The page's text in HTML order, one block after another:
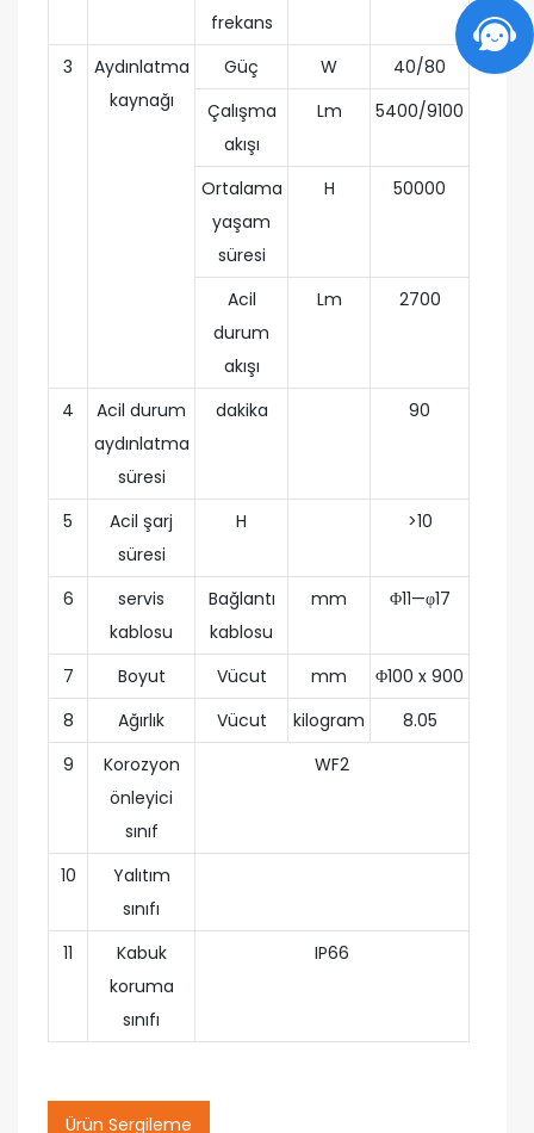
frekans
3
Aydınlatma
kaynağı
Güç W
40/80
Çalışma
akışı
Lm 5400/9100
Ortalama
yaşam
süresi
H 50000
Acil
durum
akışı
Lm 2700
4
Acil durum
aydınlatma
süresi
dakika 90
5
Acil şarj
süresi
H >10
6
servis
kablosu
Bağlantı
kablosu
mm Φ11—φ17
7 Boyut Vücut mm
Φ100 x 900
8
Ağırlık Vücut kilogram
8.05
9
Korozyon
önleyici
sınıf
WF2
10
Yalıtım
sınıfı
11
Kabuk
koruma
sınıfı
IP66
Ürün Sergileme